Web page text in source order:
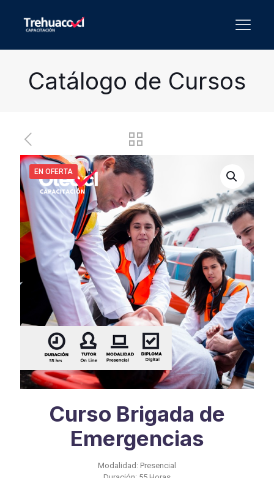
Catálogo de Cursos
EN OFERTA
Curso Brigada de
Emergencias
Modalidad: Presencial